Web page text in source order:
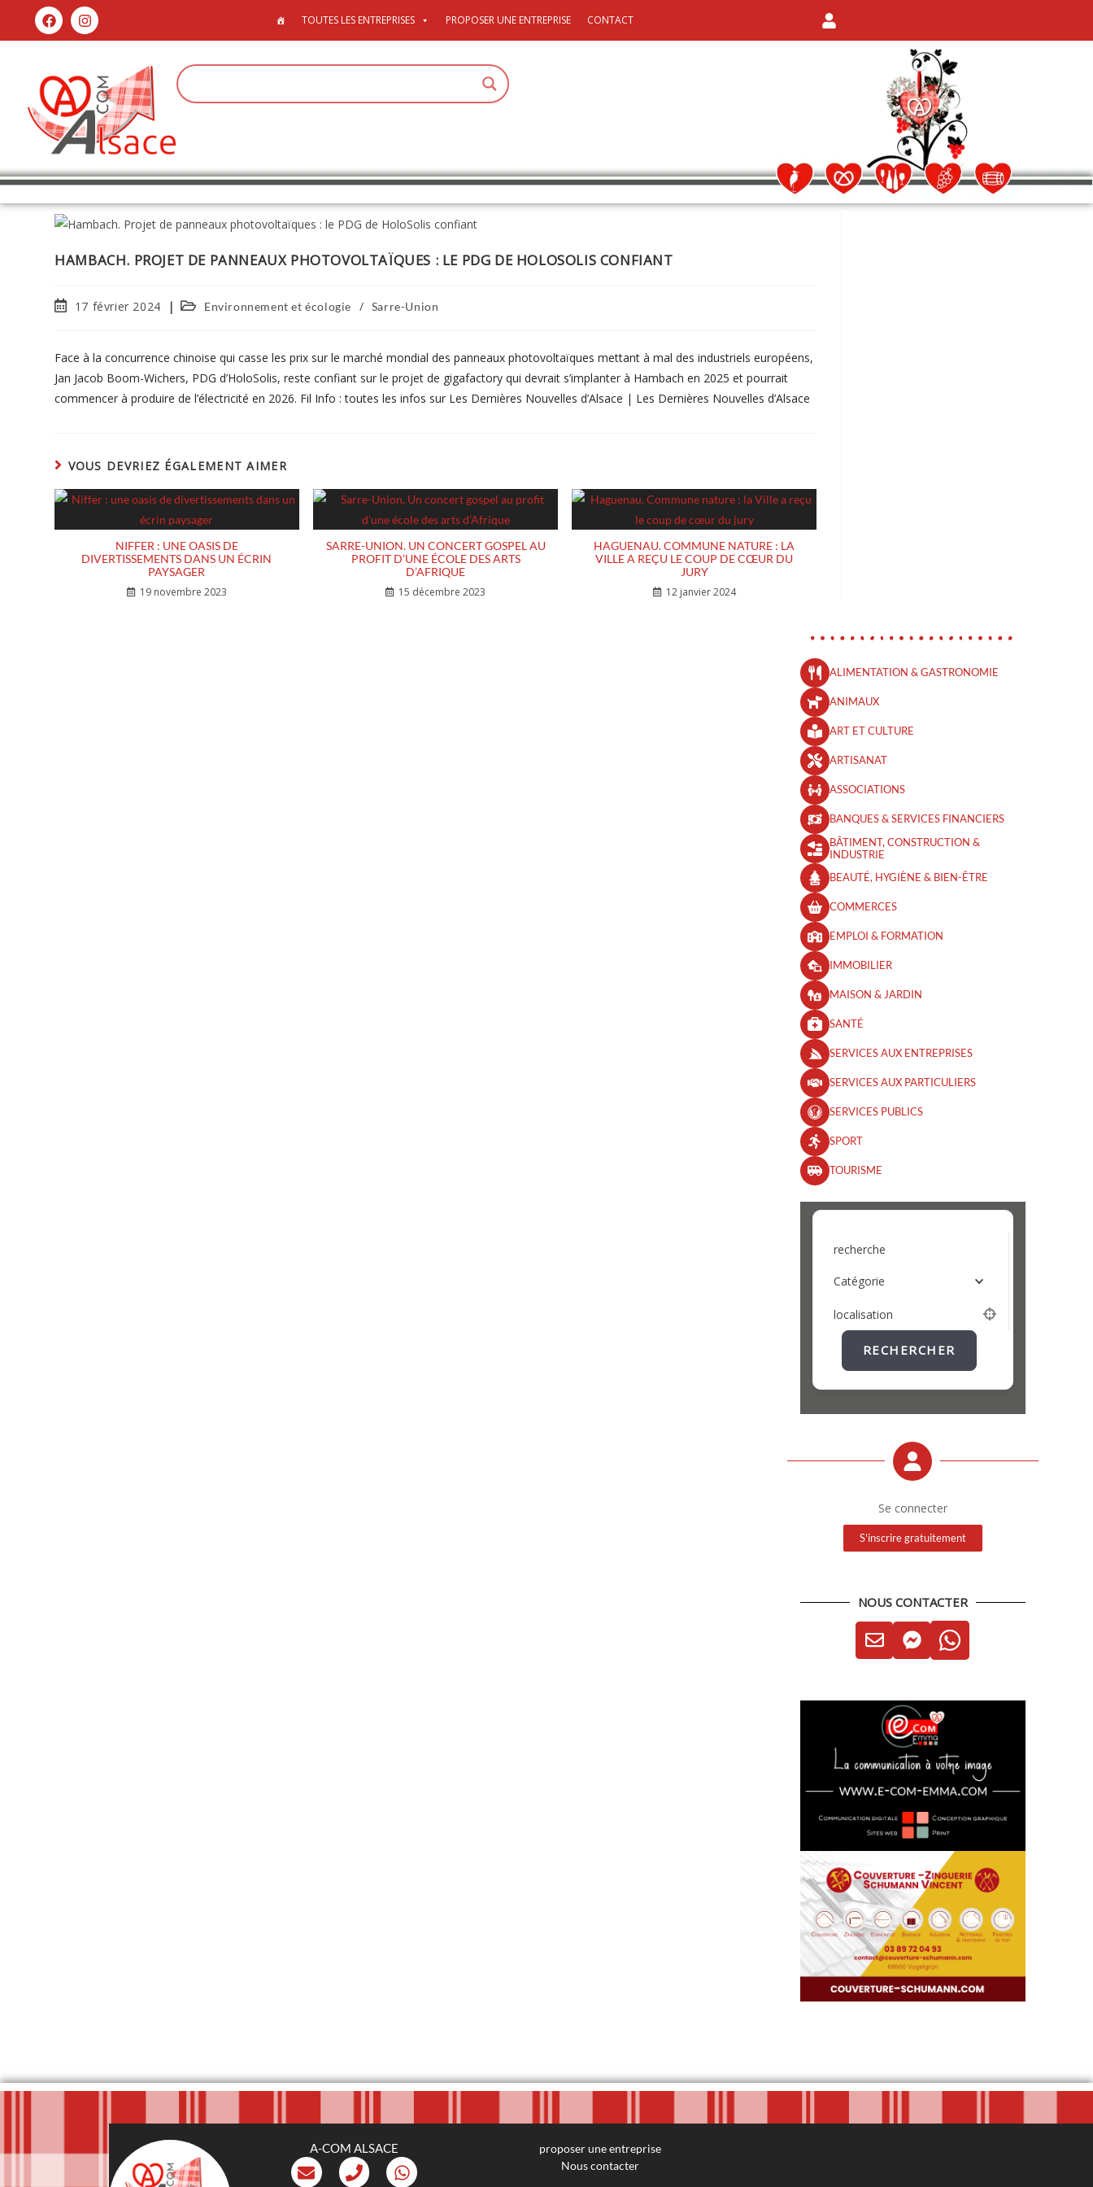
TOUTES LES ENTREPRISES PROPOSER UNE ENTREPRISE CONTACT
HAMBACH. PROJET DE PANNEAUX PHOTOVOLTAÏQUES : LE PDG DE HOLOSOLIS CONFIANT
17 février 2024 Environnement et écologie / Sarre-Union
Face à la concurrence chinoise qui casse les prix sur le marché mondial des panneaux photovoltaïques mettant à mal des industriels européens,
Jan Jacob Boom-Wichers, PDG d’HoloSolis, reste confiant sur le projet de gigafactory qui devrait s’implanter à Hambach en 2025 et pourrait
commencer à produire de l’électricité en 2026. Fil Info : toutes les infos sur Les Dernières Nouvelles d’Alsace | Les Dernières Nouvelles d’Alsace
VOUS DEVRIEZ ÉGALEMENT AIMER
NIFFER : UNE OASIS DE
DIVERTISSEMENTS DANS UN ÉCRIN
PAYSAGER
19 novembre 2023
SARRE-UNION. UN CONCERT GOSPEL AU
PROFIT D’UNE ÉCOLE DES ARTS
D’AFRIQUE
15 décembre 2023
HAGUENAU. COMMUNE NATURE : LA
VILLE A REÇU LE COUP DE CŒUR DU
JURY
12 janvier 2024
ALIMENTATION & GASTRONOMIE
ANIMAUX
ART ET CULTURE
ARTISANAT
ASSOCIATIONS
BANQUES & SERVICES FINANCIERS
BÂTIMENT, CONSTRUCTION &
INDUSTRIE
BEAUTÉ, HYGIÈNE & BIEN-ÊTRE​
COMMERCES
EMPLOI & FORMATION
IMMOBILIER
MAISON & JARDIN
SANTÉ
SERVICES AUX ENTREPRISES
SERVICES AUX PARTICULIERS
SERVICES PUBLICS
SPORT
TOURISME
recherche
Catégorie
localisation
RECHERCHER
Se connecter
S'inscrire gratuitement
NOUS CONTACTER
A-COM ALSACE
proposer une entreprise
Nous contacter